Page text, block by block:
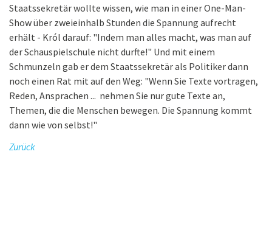
Staatssekretär wollte wissen, wie man in einer One-Man-
Show über zweieinhalb Stunden die Spannung aufrecht
erhält - Król darauf: "Indem man alles macht, was man auf
der Schauspielschule nicht durfte!" Und mit einem
Schmunzeln gab er dem Staatssekretär als Politiker dann
noch einen Rat mit auf den Weg: "Wenn Sie Texte vortragen,
Reden, Ansprachen ... nehmen Sie nur gute Texte an,
Themen, die die Menschen bewegen. Die Spannung kommt
dann wie von selbst!"
Zurück